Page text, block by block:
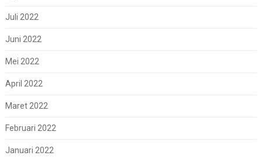
Juli 2022
Juni 2022
Mei 2022
April 2022
Maret 2022
Februari 2022
Januari 2022